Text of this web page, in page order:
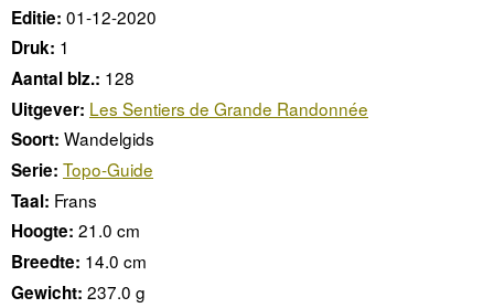
Editie: 01-12-2020
Druk: 1
Aantal blz.: 128
Uitgever: Les Sentiers de Grande Randonnée
Soort: Wandelgids
Serie: Topo-Guide
Taal: Frans
Hoogte: 21.0 cm
Breedte: 14.0 cm
Gewicht: 237.0 g